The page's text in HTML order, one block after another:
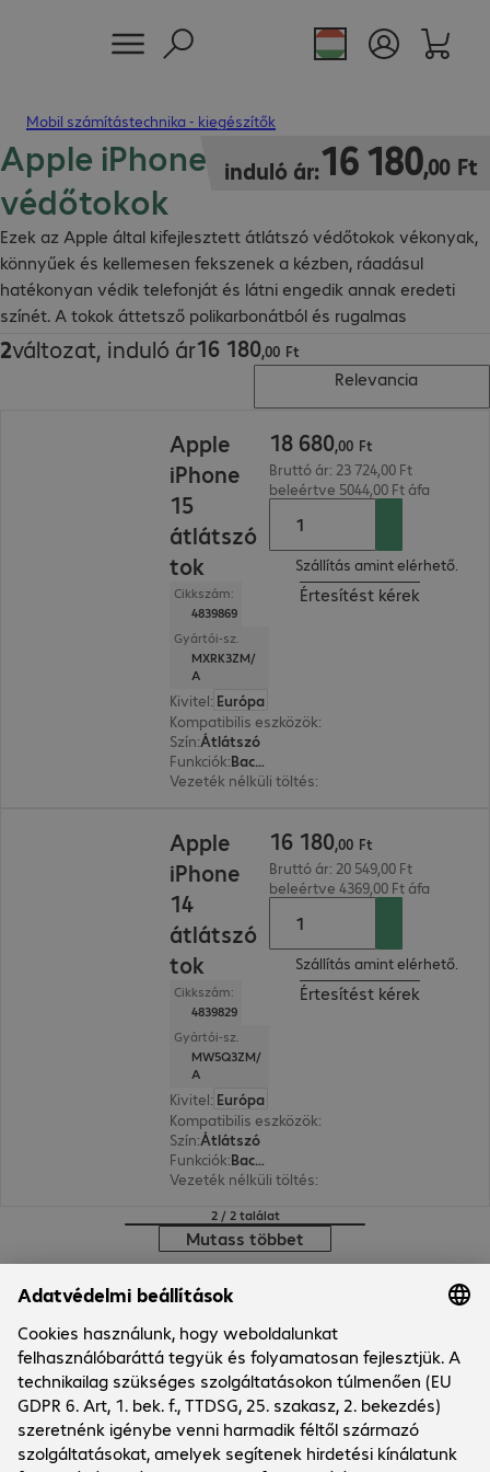
Mobil számítástechnika - kiegészítők
Apple iPhone átlátszó
védőtokok
Ezek az Apple által kifejlesztett átlátszó védőtokok vékonyak,
könnyűek és kellemesen fekszenek a kézben, ráadásul
hatékonyan védik telefonját és látni engedik annak eredeti
színét. A tokok áttetsző polikarbonátból és rugalmas
anyagokból készülnek.
induló ár:16180,00 Ft
16 180,00 Ft
2változat, induló ár16 180,00 Ft
16 180,00 Ft
Relevancia
Apple
iPhone
15
átlátszó
tok
Cikkszám:
4839869
Gyártói-sz.
MXRK3ZM/
A
Kivitel: Európa
Kompatibilis eszközök:
Szín:Átlátszó
Funkciók:
Back protection
Vezeték nélküli töltés:
18 680,00 Ft
Bruttó ár: 23 724,00 Ft
beleértve 5044,00 Ft áfa
Szállítás amint elérhető.
Értesítést kérek
Apple
iPhone
14
átlátszó
tok
Cikkszám:
4839829
Gyártói-sz.
MW5Q3ZM/
A
Kivitel: Európa
Kompatibilis eszközök:
Szín:Átlátszó
Funkciók:
Back protection
Vezeték nélküli töltés:
16 180,00 Ft
Bruttó ár: 20 549,00 Ft
beleértve 4369,00 Ft áfa
Szállítás amint elérhető.
Értesítést kérek
2 / 2 találat
Mutass többet
Márkabolt